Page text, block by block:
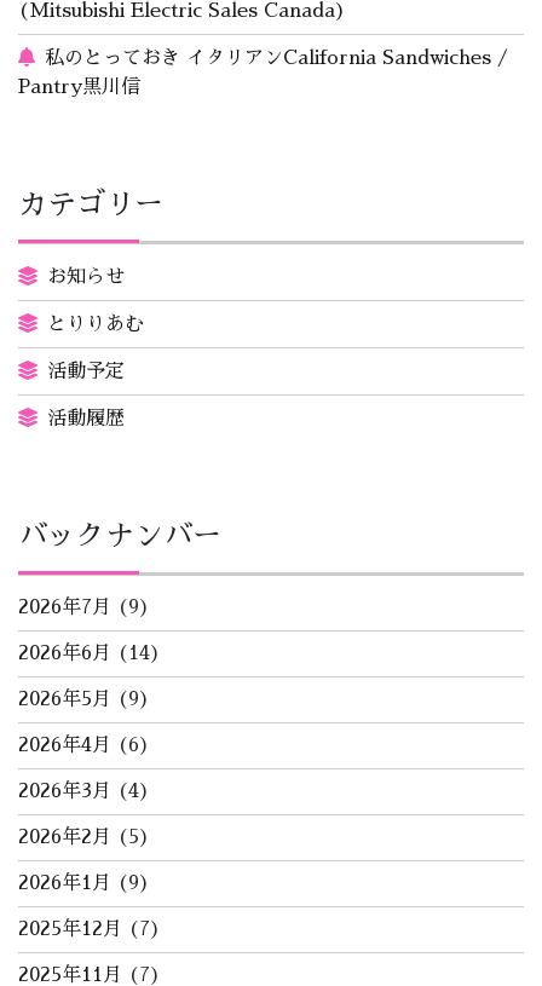
(Mitsubishi Electric Sales Canada)
私のとっておき イタリアンCalifornia Sandwiches /
Pantry黒川信
カテゴリー
お知らせ
とりりあむ
活動予定
活動履歴
バックナンバー
2026年7月 (9)
2026年6月 (14)
2026年5月 (9)
2026年4月 (6)
2026年3月 (4)
2026年2月 (5)
2026年1月 (9)
2025年12月 (7)
2025年11月 (7)